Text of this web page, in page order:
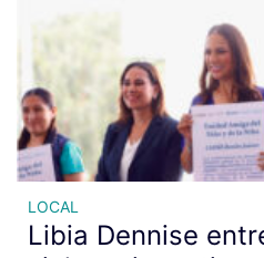
LOCAL
Libia Dennise